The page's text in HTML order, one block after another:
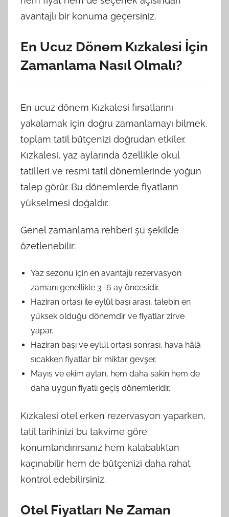
avantajlı bir konuma geçersiniz.
En Ucuz Dönem Kızkalesi İçin
Zamanlama Nasıl Olmalı?
En ucuz dönem Kızkalesi fırsatlarını
yakalamak için doğru zamanlamayı bilmek,
toplam tatil bütçenizi doğrudan etkiler.
Kızkalesi, yaz aylarında özellikle okul
tatilleri ve resmi tatil dönemlerinde yoğun
talep görür. Bu dönemlerde fiyatların
yükselmesi doğaldır.
Genel zamanlama rehberi şu şekilde
özetlenebilir:
Yaz sezonu için en avantajlı rezervasyon
zamanı genellikle 3–6 ay öncesidir.
Haziran ortası ile eylül başı arası, talebin en
yüksek olduğu dönemdir ve fiyatlar zirve
yapar.
Haziran başı ve eylül ortası sonrası, hava hâlâ
sıcakken fiyatlar bir miktar gevşer.
Mayıs ve ekim ayları, hem daha sakin hem de
daha uygun fiyatlı geçiş dönemleridir.
Kızkalesi otel erken rezervasyon yaparken,
tatil tarihinizi bu takvime göre
konumlandırırsanız hem kalabalıktan
kaçınabilir hem de bütçenizi daha rahat
kontrol edebilirsiniz.
Otel Fiyatları Ne Zaman